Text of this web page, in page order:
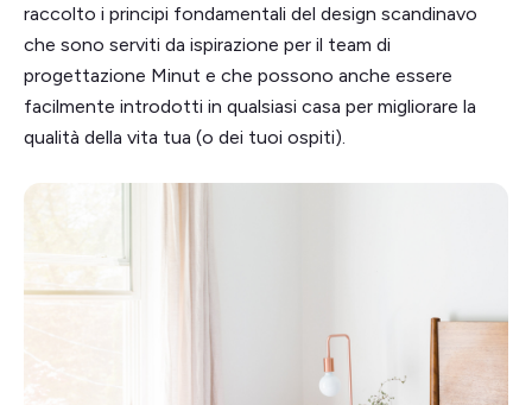
raccolto i principi fondamentali del design scandinavo
che sono serviti da ispirazione per il team di
progettazione Minut e che possono anche essere
facilmente introdotti in qualsiasi casa per migliorare la
qualità della vita tua (o dei tuoi ospiti).